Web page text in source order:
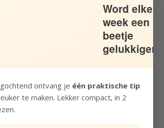
slanker, slimmer,
dan anderen – beter dan de
opgave is
. Als je
er nooit een eindstreep in
bent, totdat je leert om
– is de oplossing. Het is
Word elke
week een
beetje
gelukkiger
ontvang je één praktische tip
te maken. Lekker compact, in 2